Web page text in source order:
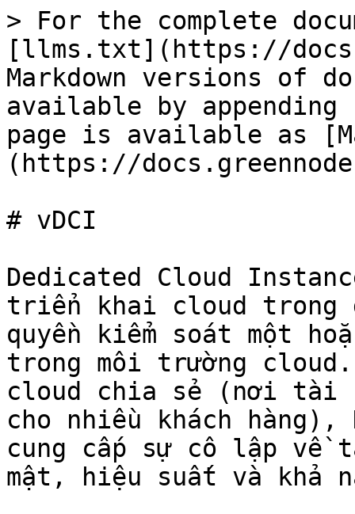
> For the complete
[llms.txt](https://
Markdown versions of
available by
page is available as
(https://
# vDCI
Dedicated Cloud
triển khai cloud trong
quyền kiểm soát một
trong môi trường cloud.
cloud chia sẻ (nơi tài
cho nhiều khách hàng),
cung cấp sự cô lập về
mật, hiệu suất và khả